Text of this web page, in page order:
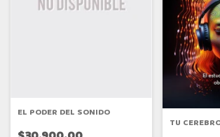
EL PODER DEL SONIDO
TU